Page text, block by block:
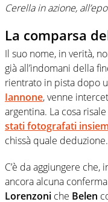
Cerella in azione,
La comparsa
Il suo nome, in verità,
già all’indomani della
rientrato in pista dopo
Iannone, venne
argentina. La cosa
stati fotografati
chissà quale deduzione.
C’è da aggiungere
ancora alcuna
Lorenzoni che Belen